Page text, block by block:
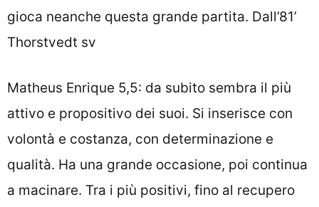
gioca neanche questa grande partita. Dall’81’
Thorstvedt sv
Matheus Enrique 5,5: da subito sembra il più
attivo e propositivo dei suoi. Si inserisce con
volontà e costanza, con determinazione e
qualità. Ha una grande occasione, poi continua
a macinare. Tra i più positivi, fino al recupero